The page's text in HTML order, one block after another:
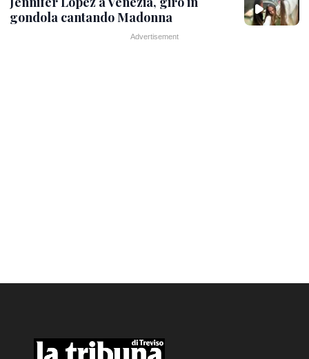
gondola cantando Madonna